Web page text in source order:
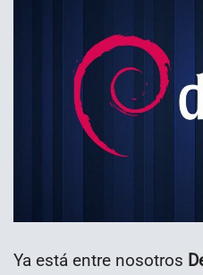
Ya está entre nosotros